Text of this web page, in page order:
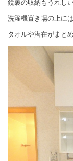
鏡裏の収納もうれし
洗濯機置き場の上に
タオルや潜在がまと